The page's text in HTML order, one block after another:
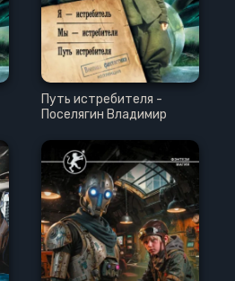
Путь истребителя -
Поселягин Владимир